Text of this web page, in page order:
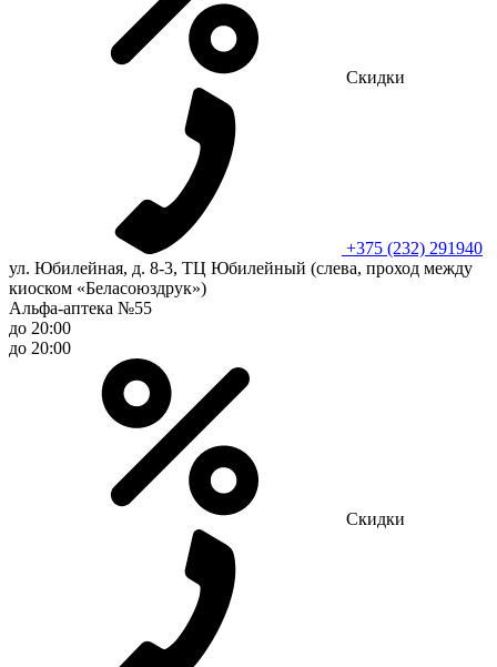
Скидки
+375 (232) 291940
ул. Юбилейная, д. 8-3, ТЦ Юбилейный (слева, проход между
киоском «Беласоюздрук»)
Альфа-аптека №55
до 20:00
до 20:00
Скидки